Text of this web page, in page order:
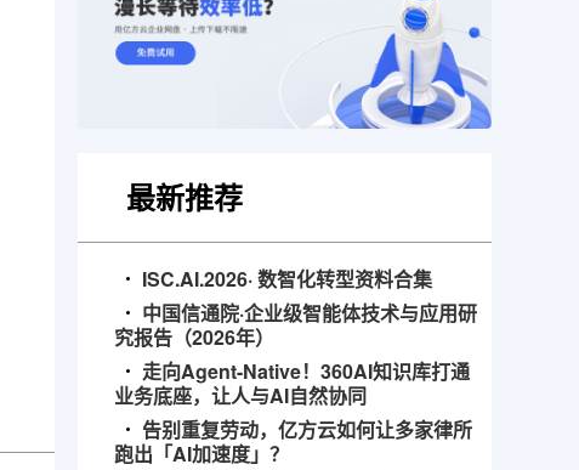
最新推荐
ISC.AI.2026· 数智化转型资料合集
中国信通院·企业级智能体技术与应用研
究报告（2026年）
走向Agent-Native！360AI知识库打通
业务底座，让人与AI自然协同
告别重复劳动，亿方云如何让多家律所
跑出「AI加速度」？